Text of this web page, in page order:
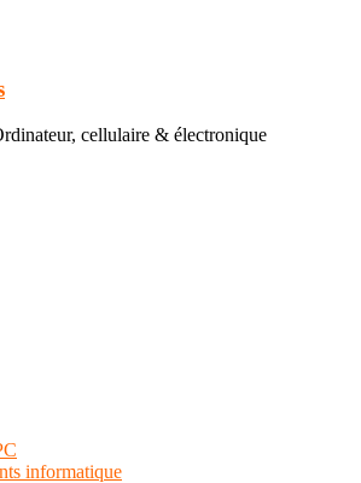
cellulaire & électronique
informatique